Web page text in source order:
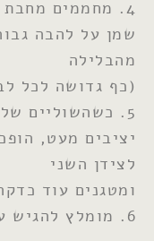
שמן על להבה
מהבלילה
(כף גדושה לכל
5. כשהשוליים
יציבים מעט,
לצידן השני
ומטגנים עוד
6. מומלץ להגיש עם רוטב יוגורט ועירית.